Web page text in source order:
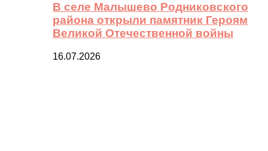
В селе Малышево Родниковского
района открыли памятник Героям
Великой Отечественной войны
16.07.2026